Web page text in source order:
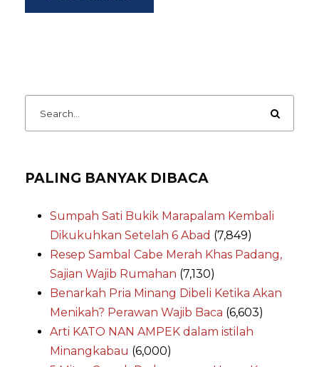
PALING BANYAK DIBACA
Sumpah Sati Bukik Marapalam Kembali
Dikukuhkan Setelah 6 Abad (7,849)
Resep Sambal Cabe Merah Khas Padang,
Sajian Wajib Rumahan (7,130)
Benarkah Pria Minang Dibeli Ketika Akan
Menikah? Perawan Wajib Baca (6,603)
Arti KATO NAN AMPEK dalam istilah
Minangkabau (6,000)